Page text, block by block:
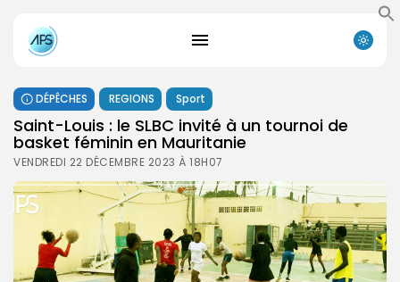
DÉPÊCHES REGIONS Sport
Saint-Louis : le SLBC invité à un tournoi de
basket féminin en Mauritanie
VENDREDI 22 DÉCEMBRE 2023 À 18H07